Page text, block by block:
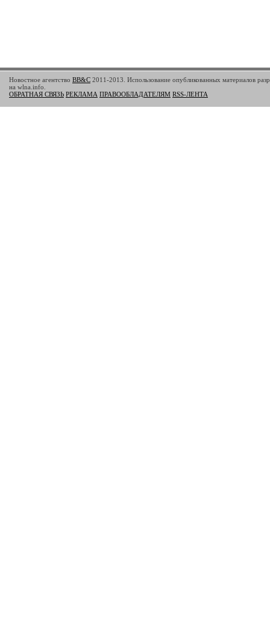
Новостное агентство BB&C 2011-2013. Использование опубликованных материалов
на wlna.info.
ОБРАТНАЯ СВЯЗЬ РЕКЛАМА ПРАВООБЛАДАТЕЛЯМ RSS-ЛЕНТА